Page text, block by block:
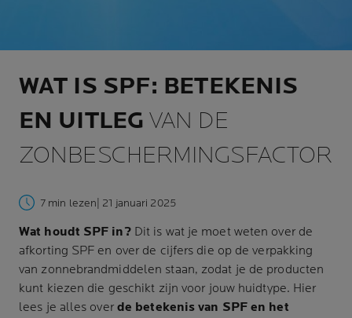
WAT IS SPF: BETEKENIS
EN UITLEGVAN DE
ZONBESCHERMINGSFACTOR
7 min lezen | 21 januari 2025
Wat houdt SPF in?Dit is wat je moet weten over de
afkorting SPF en over de cijfers die op de verpakking
van zonnebrandmiddelen staan, zodat je de producten
kunt kiezen die geschikt zijn voor jouw huidtype. Hier
lees je alles over de betekenis van SPF en het